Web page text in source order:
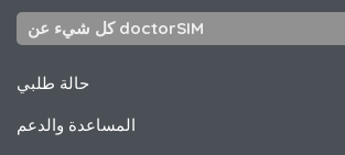
كل شيء عن doctorSIM
حالة طلبي
المساعدة والدعم